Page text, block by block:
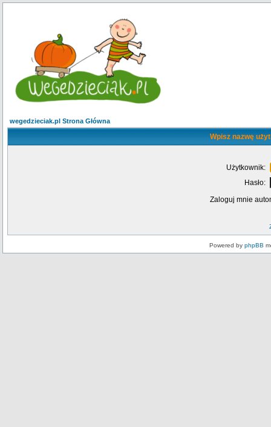
wegedzieciak.pl Strona Główna
Wpisz nazwę
Użytkownik:
Hasło:
Zaloguj mnie
Powered by phpBB